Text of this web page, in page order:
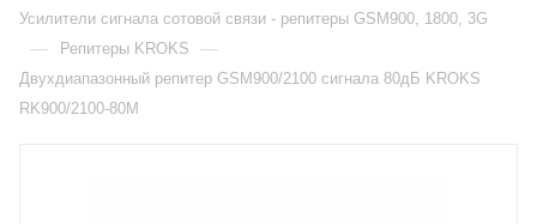
Усилители сигнала сотовой связи - репитеры GSM900, 1800, 3G
— Репитеры KROKS —
Двухдиапазонный репитер GSM900/2100 сигнала 80дБ KROKS
RK900/2100-80M